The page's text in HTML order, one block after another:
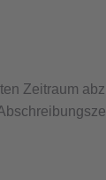
Zeitraum